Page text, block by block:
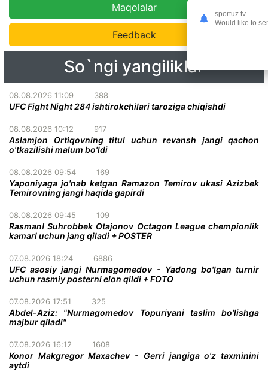
Maqolalar
Feedback
So`ngi yangiliklar
08.08.2026 11:09 388
UFC Fight Night 284 ishtirokchilari taroziga chiqishdi
08.08.2026 10:12 917
Aslamjon Ortiqovning titul uchun revansh jangi qachon
o'tkazilishi malum bo'ldi
08.08.2026 09:54 169
Yaponiyaga jo'nab ketgan Ramazon Temirov ukasi Azizbek
Temirovning jangi haqida gapirdi
08.08.2026 09:45 109
Rasman! Suhrobbek Otajonov Octagon League chempionlik
kamari uchun jang qiladi + POSTER
07.08.2026 18:24 6886
UFC asosiy jangi Nurmagomedov - Yadong bo'lgan turnir
uchun rasmiy posterni elon qildi + FOTO
07.08.2026 17:51 325
Abdel-Aziz: "Nurmagomedov Topuriyani taslim bo'lishga
majbur qiladi"
07.08.2026 16:12 1608
Konor Makgregor Maxachev - Gerri jangiga o'z taxminini
aytdi
sportuz.tv
Would like to